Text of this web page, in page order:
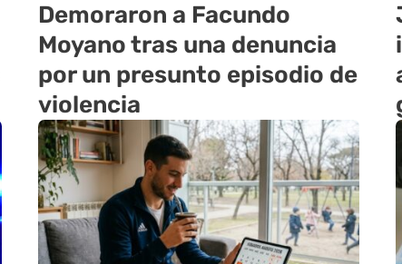
Demoraron a Facundo
Moyano tras una denuncia
por un presunto episodio de
violencia